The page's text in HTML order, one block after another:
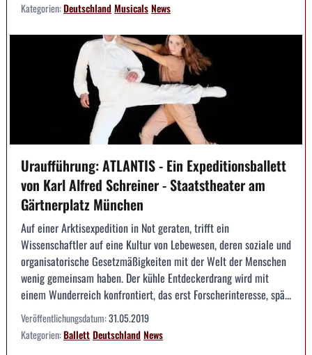
Kategorien:DeutschlandMusicalsNews
Uraufführung: ATLANTIS - Ein Expeditionsballett
von Karl Alfred Schreiner - Staatstheater am
Gärtnerplatz München
Auf einer Arktisexpedition in Not geraten, trifft ein
Wissenschaftler auf eine Kultur von Lebewesen, deren soziale und
organisatorische Gesetzmäßigkeiten mit der Welt der Menschen
wenig gemeinsam haben. Der kühle Entdeckerdrang wird mit
einem Wunderreich konfrontiert, das erst Forscherinteresse, spä...
Veröffentlichungsdatum:31.05.2019
Kategorien:BallettDeutschlandNews